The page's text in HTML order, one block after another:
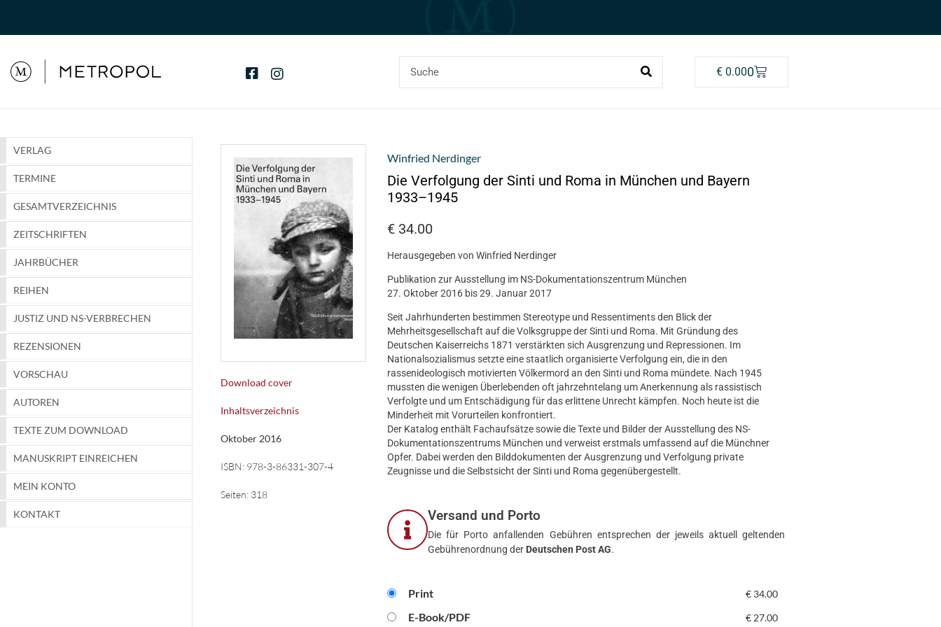
€0.000
VERLAG
TERMINE
GESAMTVERZEICHNIS
ZEITSCHRIFTEN
JAHRBÜCHER
REIHEN
JUSTIZ UND NS-VERBRECHEN
REZENSIONEN
VORSCHAU
AUTOREN
TEXTE ZUM DOWNLOAD
MANUSKRIPT EINREICHEN
MEIN KONTO
KONTAKT
Download cover
Inhaltsverzeichnis
Oktober 2016
ISBN: 978-3-86331-307-4
Seiten: 318
Winfried Nerdinger
Die Verfolgung der Sinti und Roma in München und Bayern
1933–1945
€ 34.00
Herausgegeben von Winfried Nerdinger
Publikation zur Ausstellung im NS-Dokumentationszentrum München
27. Oktober 2016 bis 29. Januar 2017
Seit Jahrhunderten bestimmen Stereotype und Ressentiments den Blick der
Mehrheitsgesellschaft auf die Volksgruppe der Sinti und Roma. Mit Gründung des
Deutschen Kaiserreichs 1871 verstärkten sich Ausgrenzung und Repressionen. Im
Nationalsozialismus setzte eine staatlich organisierte Verfolgung ein, die in den
rassenideologisch motivierten Völkermord an den Sinti und Roma mündete. Nach 1945
mussten die wenigen Überlebenden oft jahrzehntelang um Anerkennung als rassistisch
Verfolgte und um Entschädigung für das erlittene Unrecht kämpfen. Noch heute ist die
Minderheit mit Vorurteilen konfrontiert.
Der Katalog enthält Fachaufsätze sowie die Texte und Bilder der Ausstellung des NS-
Dokumentationszentrums München und verweist erstmals umfassend auf die Münchner
Opfer. Dabei werden den Bilddokumenten der Ausgrenzung und Verfolgung private
Zeugnisse und die Selbstsicht der Sinti und Roma gegenübergestellt.
Versand und Porto
Die für Porto anfallenden Gebühren entsprechen der jeweils aktuell geltenden
Gebührenordnung der Deutschen Post AG.
Print €34.00
E-Book/PDF €27.00